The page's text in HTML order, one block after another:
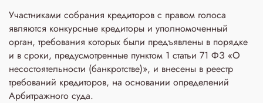
Участниками собрания кредиторов с правом голоса
являются конкурсные кредиторы и уполномоченный
орган, требования которых были предъявлены в порядке
и в сроки, предусмотренные пунктом 1 статьи 71 ФЗ «О
несостоятельности (банкротстве)», и внесены в реестр
требований кредиторов, на основании определений
Арбитражного суда.